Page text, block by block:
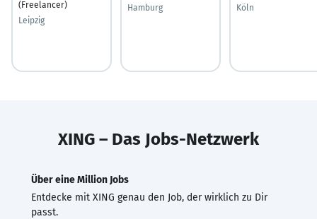
(Freelancer)
Leipzig
Hamburg
Köln
XING – Das Jobs-Netzwerk
Über eine Million Jobs
Entdecke mit XING genau den Job, der wirklich zu Dir
passt.